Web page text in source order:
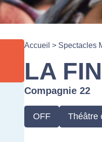
Accueil > Spectacles
LA
Compagnie 22
OFF Théâtre